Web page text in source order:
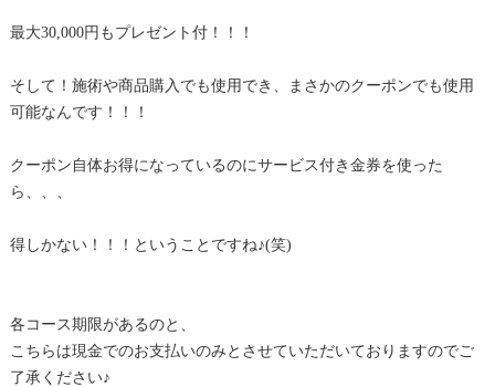
最大30,000円もプレゼント付！！！
そして！施術や商品購入でも使用でき、まさかのクーポンでも使用
可能なんです！！！
クーポン自体お得になっているのにサービス付き金券を使った
ら、、、
得しかない！！！ということですね♪(笑)
各コース期限があるのと、
こちらは現金でのお支払いのみとさせていただいておりますのでご
了承ください♪